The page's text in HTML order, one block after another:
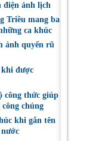
điện ảnh lịch
Triều mang ba
ca khúc
ảnh quyến rũ
khi được
công thức giúp
chúng
khi gắn tên